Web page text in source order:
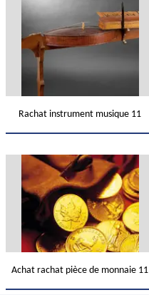
Rachat instrument musique 11
Achat rachat pièce de monnaie 11